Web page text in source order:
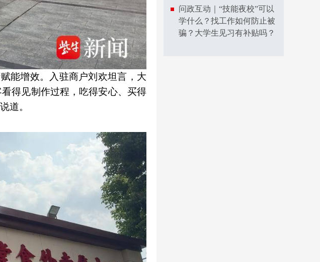
能增效。入驻商户刘欢坦言，大
得见制作过程，吃得安心、买得
道。
问政互动｜“技能夜校”可以
学什么？找工作如何防止被
骗？大学生见习有补贴吗？